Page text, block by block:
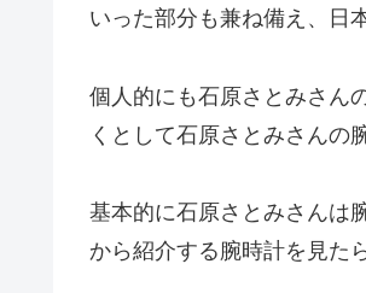
いった部分も兼ね備え、日
個人的にも石原さとみさん
くとして石原さとみさんの
基本的に石原さとみさんは
から紹介する腕時計を見た